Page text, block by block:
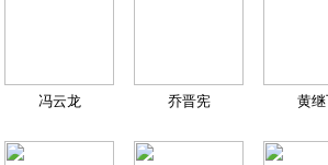
冯云龙 乔晋宪 黄继